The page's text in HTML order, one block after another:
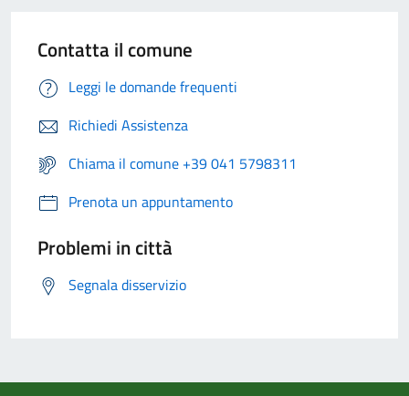
Contatta il comune
Leggi le domande frequenti
Richiedi Assistenza
Chiama il comune +39 041 5798311
Prenota un appuntamento
Problemi in città
Segnala disservizio